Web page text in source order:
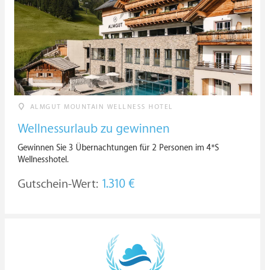
ALMGUT MOUNTAIN WELLNESS HOTEL
Wellnessurlaub zu gewinnen
Gewinnen Sie 3 Übernachtungen für 2 Personen im 4*S
Wellnesshotel.
Gutschein-Wert: 1.310 €